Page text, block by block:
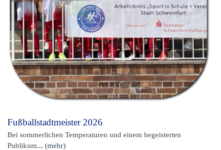
Fußballstadtmeister 2026
Bei sommerlichen Temperaturen und einem begeisterten
Publikum... (mehr)